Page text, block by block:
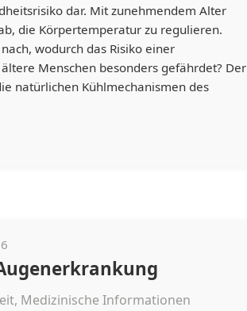
dar. Mit zunehmendem Alter
die Körpertemperatur zu regulieren.
wodurch das Risiko einer
Menschen besonders gefährdet? Der
natürlichen Kühlmechanismen des
Medizinische Informationen